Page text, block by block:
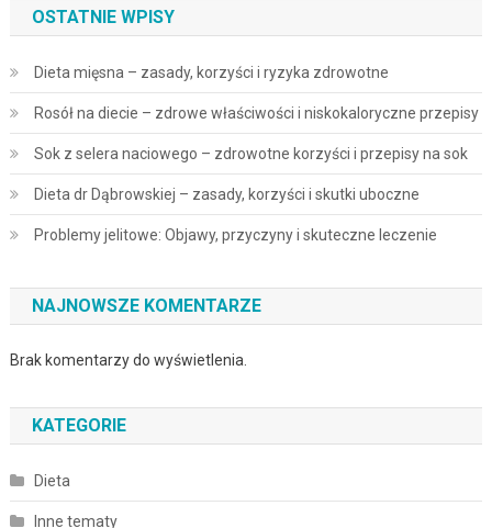
OSTATNIE WPISY
Dieta mięsna – zasady, korzyści i ryzyka zdrowotne
Rosół na diecie – zdrowe właściwości i niskokaloryczne przepisy
Sok z selera naciowego – zdrowotne korzyści i przepisy na sok
Dieta dr Dąbrowskiej – zasady, korzyści i skutki uboczne
Problemy jelitowe: Objawy, przyczyny i skuteczne leczenie
NAJNOWSZE KOMENTARZE
Brak komentarzy do wyświetlenia.
KATEGORIE
Dieta
Inne tematy